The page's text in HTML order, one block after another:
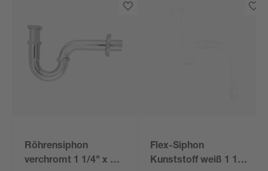
Röhrensiphon
verchromt 1 1/4" x 32
Flex-Siphon
Kunststoff weiß 1 1/2'